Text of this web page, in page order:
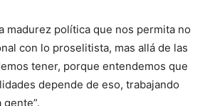
madurez política que nos permita no
con lo proselitista, mas allá de las
tener, porque entendemos que
depende de eso, trabajando